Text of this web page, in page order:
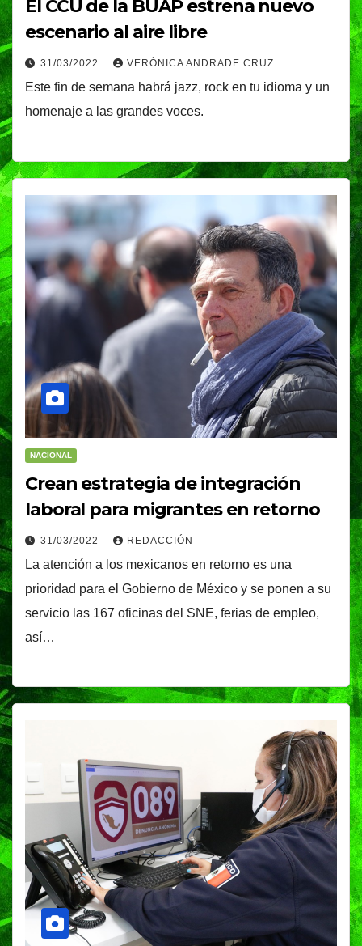
El CCU de la BUAP estrena nuevo
escenario al aire libre
31/03/2022 VERÓNICA ANDRADE CRUZ
Este fin de semana habrá jazz, rock en tu idioma y un
homenaje a las grandes voces.
NACIONAL
Crean estrategia de integración
laboral para migrantes en retorno
31/03/2022 REDACCIÓN
La atención a los mexicanos en retorno es una
prioridad para el Gobierno de México y se ponen a su
servicio las 167 oficinas del SNE, ferias de empleo,
así…